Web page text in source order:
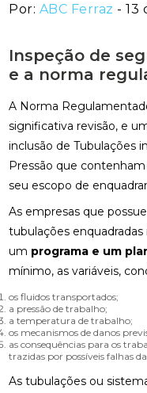
Por: ABC Ferraz - 13
Inspeção de
e a norma
A Norma
significativa revisão, e
inclusão de Tubulações
Pressão que contenham
seu escopo de
As empresas que
tubulações
um programa e um
mínimo, as variáveis,
os fluidos transportados;
a pressão de trabalho;
a temperatura de trabalho;
os mecanismos de danos
as consequências para os
trazidas por possíveis falhas
As tubulações ou